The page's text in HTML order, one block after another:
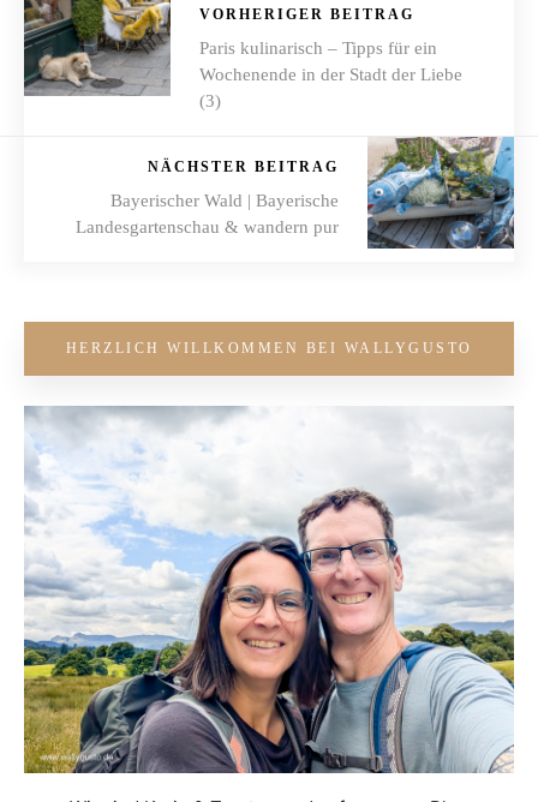
VORHERIGER BEITRAG
Paris kulinarisch – Tipps für ein
Wochenende in der Stadt der Liebe
(3)
NÄCHSTER BEITRAG
Bayerischer Wald | Bayerische
Landesgartenschau & wandern pur
HERZLICH WILLKOMMEN BEI WALLYGUSTO